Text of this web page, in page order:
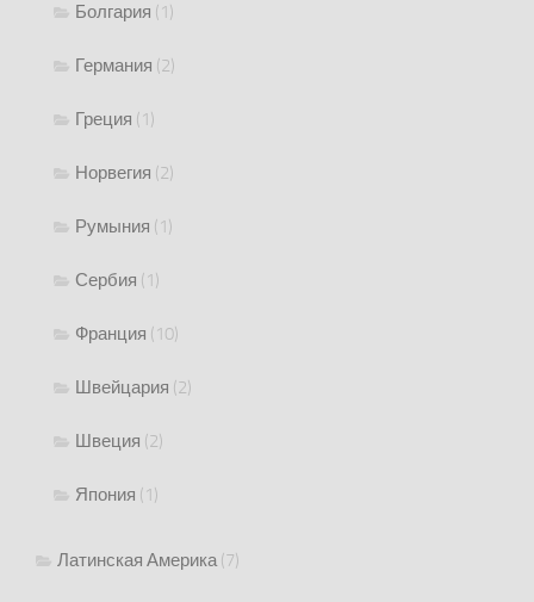
Болгария (1)
Германия (2)
Греция (1)
Норвегия (2)
Румыния (1)
Сербия (1)
Франция (10)
Швейцария (2)
Швеция (2)
Япония (1)
Латинская Америка(7)